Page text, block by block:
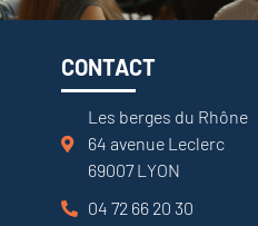
CONTACT
Les berges du Rhône
64 avenue Leclerc
69007 LYON
04 72 66 20 30